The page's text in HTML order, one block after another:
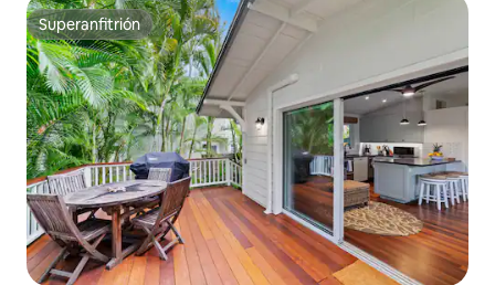
Superanfitrión
Superanfitrión